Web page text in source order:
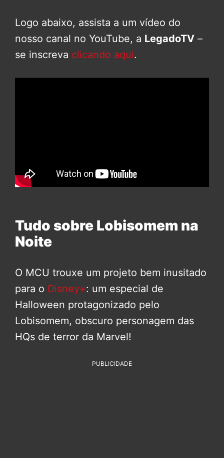
Logo abaixo, assista a um vídeo do
nosso canal no YouTube, a LegadoTV –
se inscreva clicando aqui.
Tudo sobre Lobisomem na
Noite
O MCU trouxe um projeto bem inusitado
para o Disney+: um especial de
Halloween protagonizado pelo
Lobisomem, obscuro personagem das
HQs de terror da Marvel!
PUBLICIDADE